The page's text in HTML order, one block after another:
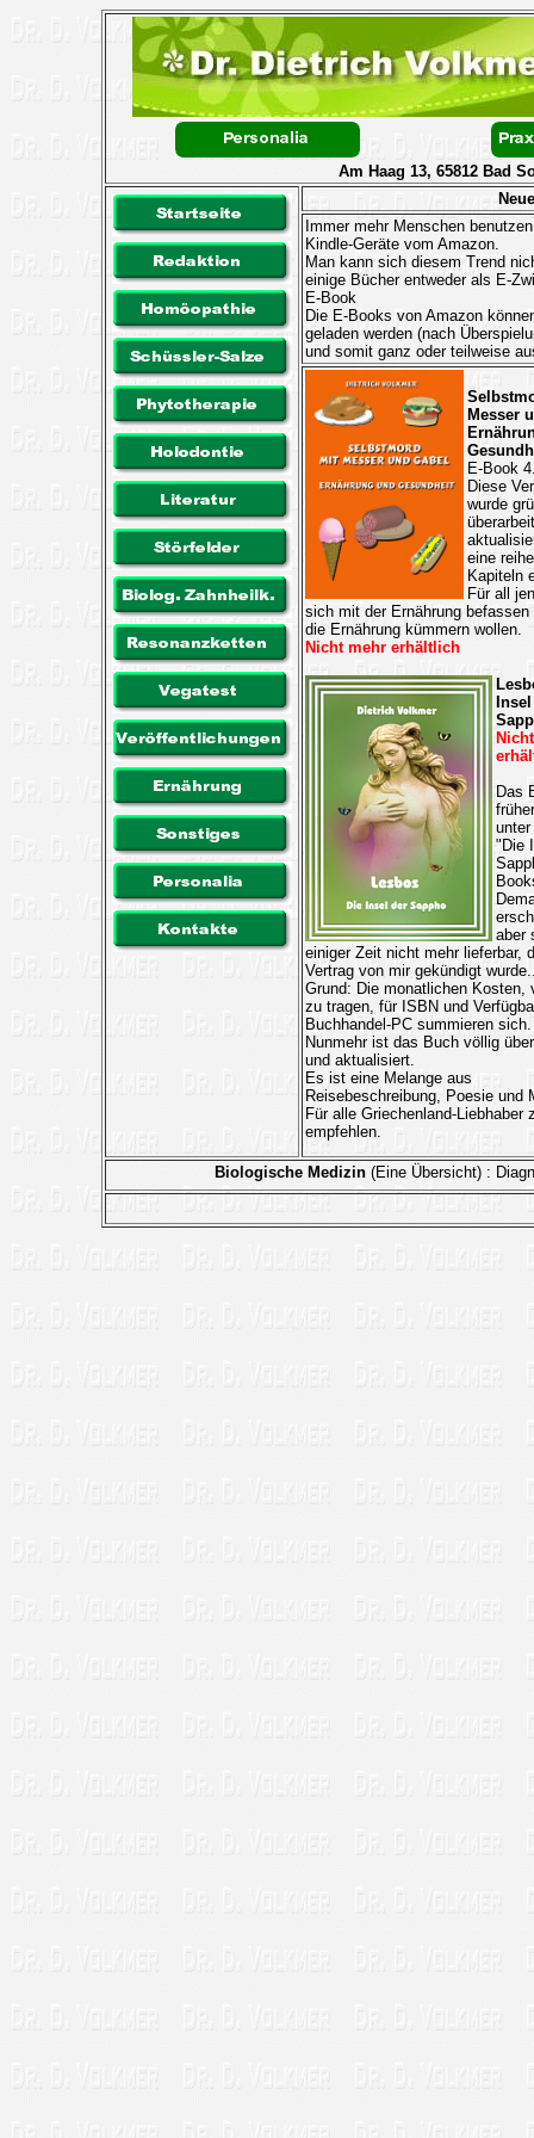
Am Haag 13, 65812 Bad
Immer mehr Menschen
Kindle-Geräte vom Amazon.
Man kann sich diesem Trend
einige Bücher entweder als E-
E-Book
Die E-Books von Amazon
geladen werden (nach
und somit ganz oder teilweise
Messer
E-Book
Diese
wurde
eine
Kapiteln
Für all
sich mit der Ernährung befassen
die Ernährung kümmern wollen.
Nicht mehr erhältlich
Das
"Die
aber
einiger Zeit nicht mehr lieferbar,
Vertrag von mir gekündigt
Grund: Die monatlichen Kosten,
zu tragen, für ISBN und
Buchhandel-PC summieren sich.
Nunmehr ist das Buch völlig
und aktualisiert.
Es ist eine Melange aus
Reisebeschreibung, Poesie und
Für alle Griechenland-Liebhaber
empfehlen.
Biologische Medizin (Eine Übersicht) :